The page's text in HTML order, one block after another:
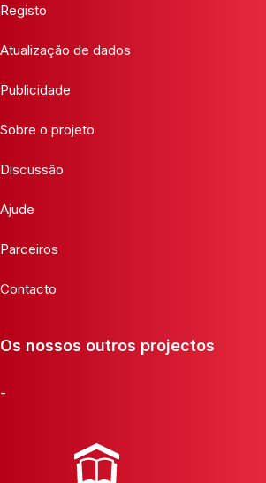
Registo
Atualização de dados
Publicidade
Sobre o projeto
Discussão
Ajude
Parceiros
Contacto
Os nossos outros projectos
-